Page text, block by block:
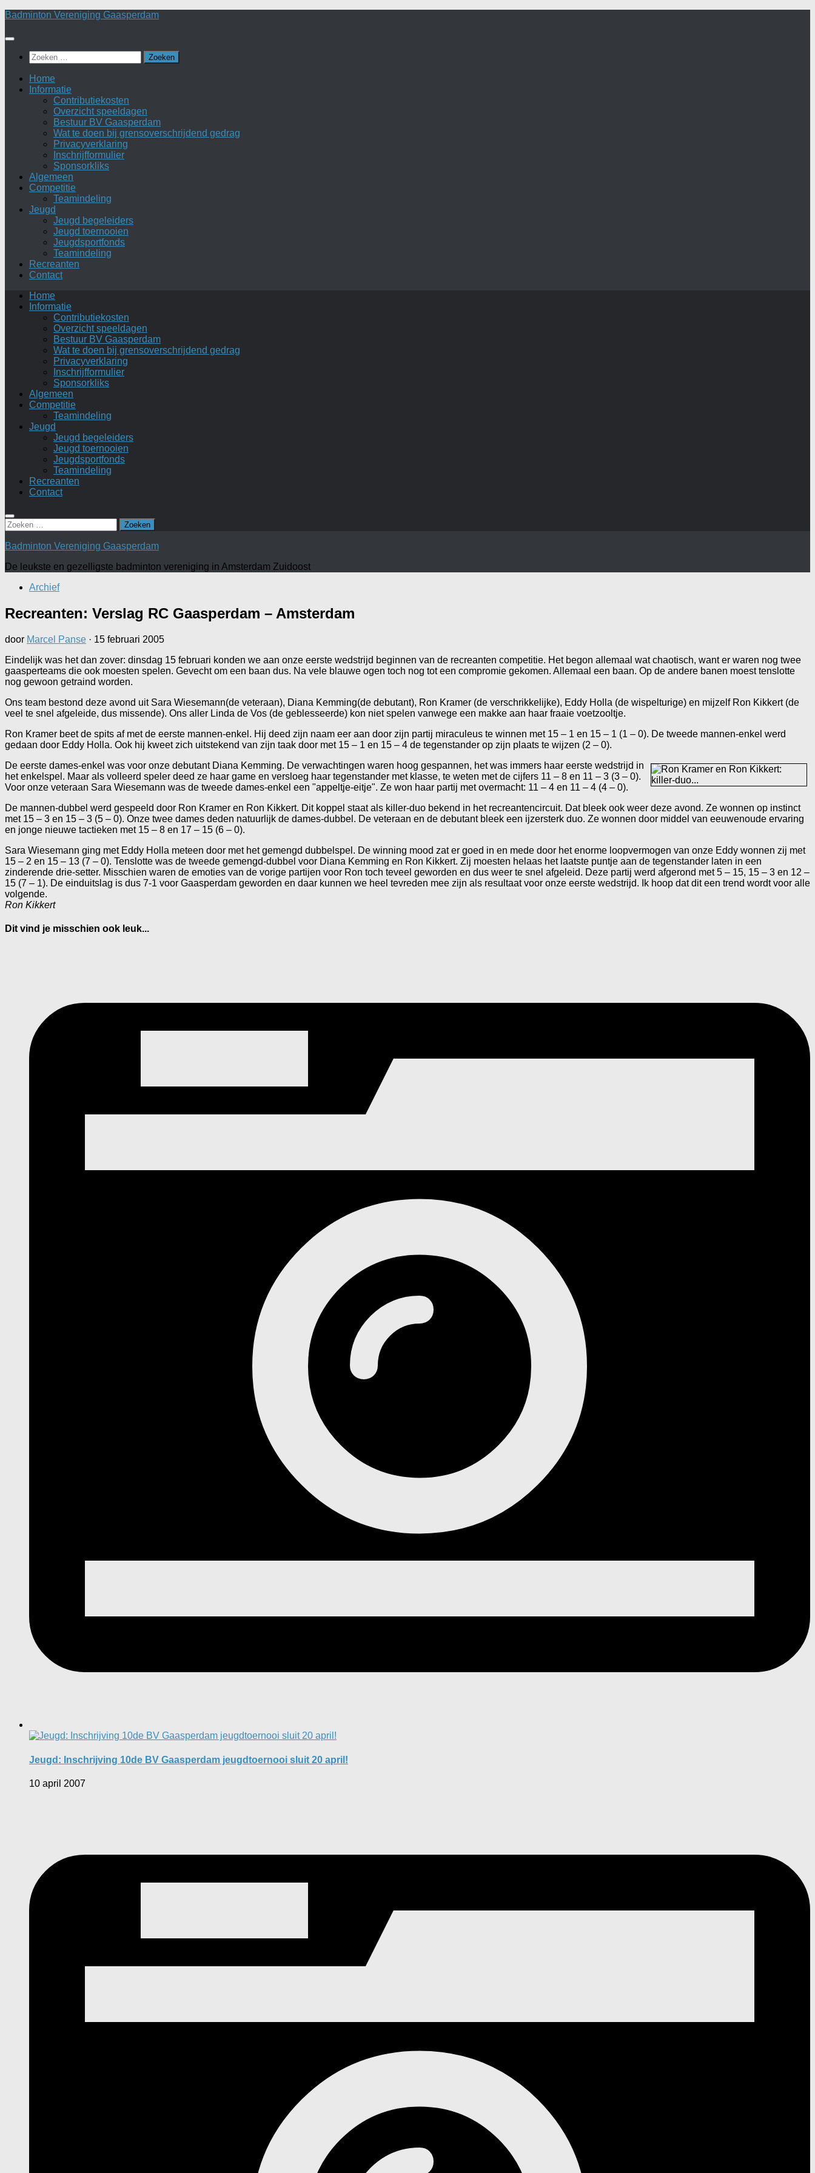
Doorgaan
inhoud
Badminton Vereniging Gaasperdam
Zoeken
naar:
Home
Informatie
Contributiekosten
Overzicht speeldagen
Bestuur BV Gaasperdam
Wat te doen bij grensoverschrijdend gedrag
Privacyverklaring
Inschrijfformulier
Sponsorkliks
Algemeen
Competitie
Teamindeling
Jeugd
Jeugd begeleiders
Jeugd toernooien
Jeugdsportfonds
Teamindeling
Recreanten
Contact
Home
Informatie
Contributiekosten
Overzicht speeldagen
Bestuur BV Gaasperdam
Wat te doen bij grensoverschrijdend gedrag
Privacyverklaring
Inschrijfformulier
Sponsorkliks
Algemeen
Competitie
Teamindeling
Jeugd
Jeugd begeleiders
Jeugd toernooien
Jeugdsportfonds
Teamindeling
Recreanten
Contact
Zoeken
naar:
Badminton Vereniging Gaasperdam
De leukste en gezelligste badminton vereniging in Amsterdam Zuidoost
Archief
Recreanten: Verslag RC Gaasperdam – Amsterdam
door Marcel Panse · 15 februari 2005
Eindelijk was het dan zover: dinsdag 15 februari konden we aan onze eerste wedstrijd beginnen van de recreanten competitie. Het begon allemaal wat chaotisch, want er waren nog twee
gaasperteams die ook moesten spelen. Gevecht om een baan dus. Na vele blauwe ogen toch nog tot een compromie gekomen. Allemaal een baan. Op de andere banen moest tenslotte
nog gewoon getraind worden.
Ons team bestond deze avond uit Sara Wiesemann(de veteraan), Diana Kemming(de debutant), Ron Kramer (de verschrikkelijke), Eddy Holla (de wispelturige) en mijzelf Ron Kikkert (de
veel te snel afgeleide, dus missende). Ons aller Linda de Vos (de geblesseerde) kon niet spelen vanwege een makke aan haar fraaie voetzooltje.
Ron Kramer beet de spits af met de eerste mannen-enkel. Hij deed zijn naam eer aan door zijn partij miraculeus te winnen met 15 – 1 en 15 – 1 (1 – 0). De tweede mannen-enkel werd
gedaan door Eddy Holla. Ook hij kweet zich uitstekend van zijn taak door met 15 – 1 en 15 – 4 de tegenstander op zijn plaats te wijzen (2 – 0).
De eerste dames-enkel was voor onze debutant Diana Kemming. De verwachtingen waren hoog gespannen, het was immers haar eerste wedstrijd in
het enkelspel. Maar als volleerd speler deed ze haar game en versloeg haar tegenstander met klasse, te weten met de cijfers 11 – 8 en 11 – 3 (3 – 0).
Voor onze veteraan Sara Wiesemann was de tweede dames-enkel een "appeltje-eitje". Ze won haar partij met overmacht: 11 – 4 en 11 – 4 (4 – 0).
De mannen-dubbel werd gespeeld door Ron Kramer en Ron Kikkert. Dit koppel staat als killer-duo bekend in het recreantencircuit. Dat bleek ook weer deze avond. Ze wonnen op instinct
met 15 – 3 en 15 – 3 (5 – 0). Onze twee dames deden natuurlijk de dames-dubbel. De veteraan en de debutant bleek een ijzersterk duo. Ze wonnen door middel van eeuwenoude ervaring
en jonge nieuwe tactieken met 15 – 8 en 17 – 15 (6 – 0).
Sara Wiesemann ging met Eddy Holla meteen door met het gemengd dubbelspel. De winning mood zat er goed in en mede door het enorme loopvermogen van onze Eddy wonnen zij met
15 – 2 en 15 – 13 (7 – 0). Tenslotte was de tweede gemengd-dubbel voor Diana Kemming en Ron Kikkert. Zij moesten helaas het laatste puntje aan de tegenstander laten in een
zinderende drie-setter. Misschien waren de emoties van de vorige partijen voor Ron toch teveel geworden en dus weer te snel afgeleid. Deze partij werd afgerond met 5 – 15, 15 – 3 en 12 –
15 (7 – 1). De einduitslag is dus 7-1 voor Gaasperdam geworden en daar kunnen we heel tevreden mee zijn als resultaat voor onze eerste wedstrijd. Ik hoop dat dit een trend wordt voor alle
volgende.
Ron Kikkert
Dit vind je misschien ook leuk...
Jeugd: Inschrijving 10de BV Gaasperdam jeugdtoernooi sluit 20 april!
10 april 2007